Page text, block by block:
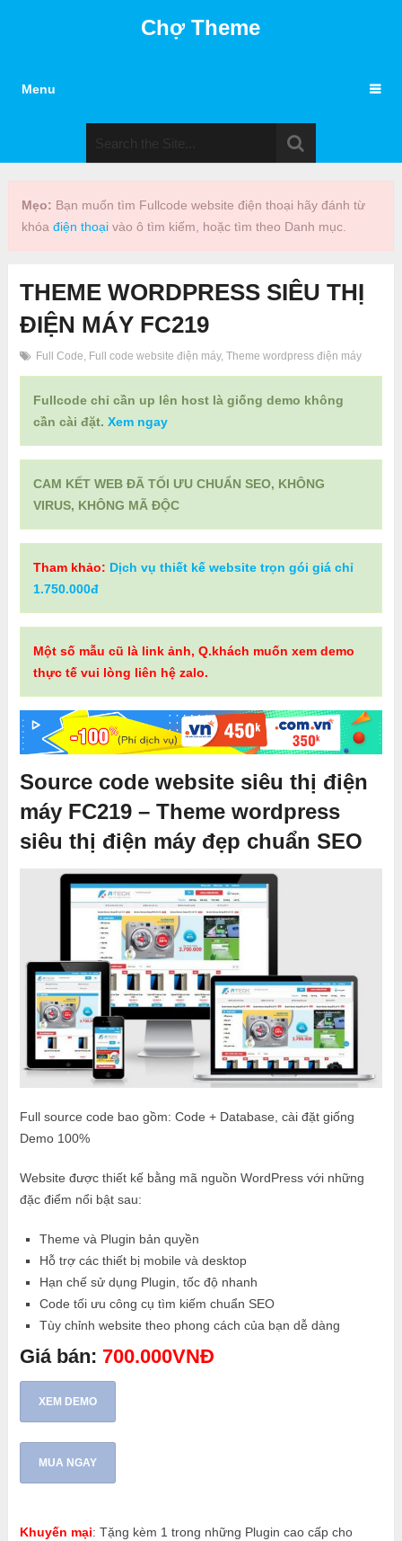
Chợ Theme
Menu
Mẹo: Bạn muốn tìm Fullcode website điện thoại hãy đánh từ
khóa điện thoạivào ô tìm kiếm, hoặc tìm theo Danh mục.
THEME WORDPRESS SIÊU THỊ
ĐIỆN MÁY FC219
Full Code, Full code website điện máy, Theme wordpress điện máy
Fullcode chỉ cần up lên host là giống demo không
cần cài đặt. Xem ngay
CAM KẾT WEB ĐÃ TỐI ƯU CHUẨN SEO, KHÔNG
VIRUS, KHÔNG MÃ ĐỘC
Tham khảo: Dịch vụ thiết kế website trọn gói giá chỉ
1.750.000đ
Một số mẫu cũ là link ảnh, Q.khách muốn xem demo
thực tế vui lòng liên hệ zalo.
Source code website siêu thị điện
máy FC219 – Theme wordpress
siêu thị điện máy đẹp chuẩn SEO
Full source code bao gồm: Code + Database, cài đặt giống
Demo 100%
Website được thiết kế bằng mã nguồn WordPress với những
đặc điểm nổi bật sau:
Theme và Plugin bản quyền
Hỗ trợ các thiết bị mobile và desktop
Hạn chế sử dụng Plugin, tốc độ nhanh
Code tối ưu công cụ tìm kiếm chuẩn SEO
Tùy chỉnh website theo phong cách của bạn dễ dàng
Giá bán: 700.000VNĐ
XEM DEMO
MUA NGAY
Khuyến mại: Tặng kèm 1 trong những Plugin cao cấp cho